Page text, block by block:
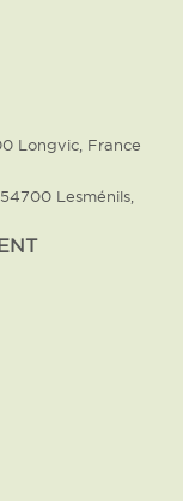
Longvic, France
Lesménils,